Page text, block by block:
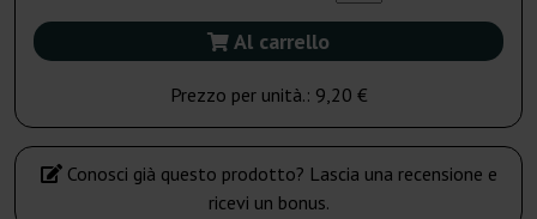
Al carrello
Prezzo per unità.: 9,20 €
Conosci già questo prodotto? Lascia una recensione e
ricevi un bonus.